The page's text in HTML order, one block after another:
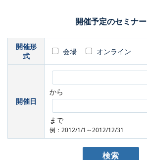
開催予定のセミナー
開催形
式
会場 オンライン
開催日
から
まで
例：2012/1/1～2012/12/31